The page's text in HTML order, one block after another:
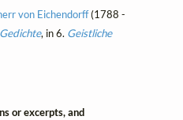
von Eichendorff(1788 -
Gedichte, in 6. Geistliche
or excerpts, and